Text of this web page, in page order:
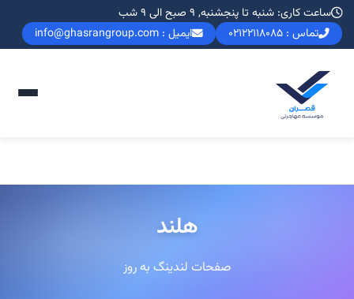
ساعت کاری: شنبه تا پنجشنبه, 9 صبح الی 9 شب
تماس : 02122118085 ایمیل : info@ghasrangroup.com
هلند
صفحات لندینگ به روز